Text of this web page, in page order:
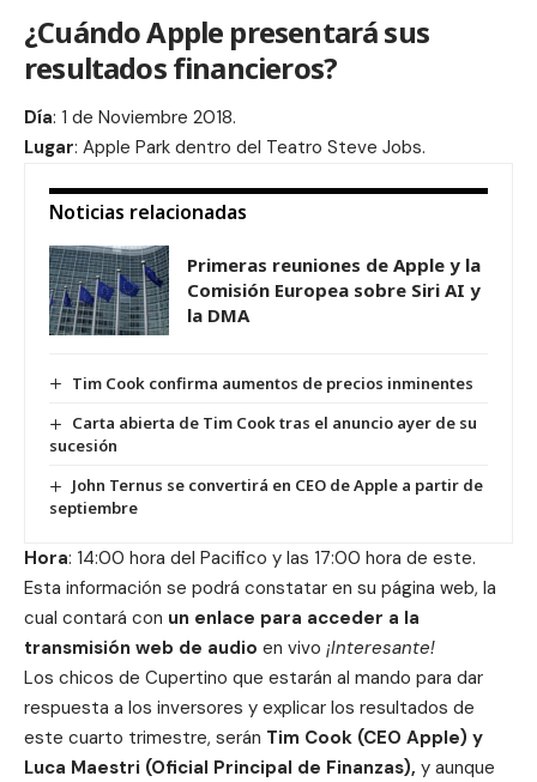
¿Cuándo Apple presentará sus
resultados financieros?
Día: 1 de Noviembre 2018.
Lugar: Apple Park dentro del Teatro Steve Jobs.
Noticias relacionadas
Primeras reuniones de Apple y la
Comisión Europea sobre Siri AI y
la DMA
Tim Cook confirma aumentos de precios inminentes
Carta abierta de Tim Cook tras el anuncio ayer de su
sucesión
John Ternus se convertirá en CEO de Apple a partir de
septiembre
Hora: 14:00 hora del Pacifico y las 17:00 hora de este.
Esta información se podrá constatar en su página web, la
cual contará con un enlace para acceder a la
transmisión web de audio en vivo ¡Interesante!
Los chicos de Cupertino que estarán al mando para dar
respuesta a los inversores y explicar los resultados de
este cuarto trimestre, serán Tim Cook (CEO Apple) y
Luca Maestri (Oficial Principal de Finanzas), y aunque